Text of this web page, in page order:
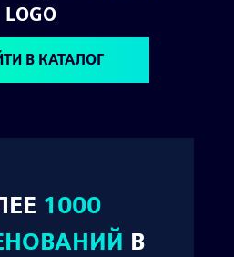
1000
В
LOGO
В КАТАЛОГ